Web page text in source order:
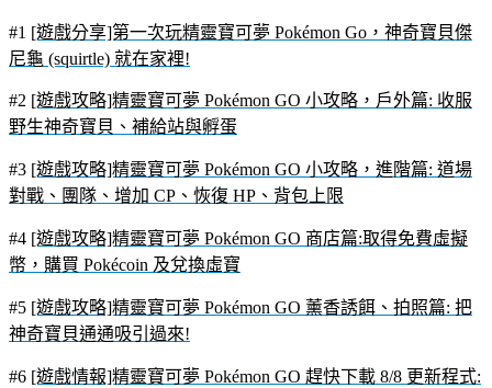
#1 [遊戲分享]第一次玩精靈寶可夢 Pokémon Go，神奇寶貝傑
尼龜 (squirtle) 就在家裡!
#2 [遊戲攻略]精靈寶可夢 Pokémon GO 小攻略，戶外篇: 收服
野生神奇寶貝、補給站與孵蛋
#3 [遊戲攻略]精靈寶可夢 Pokémon GO 小攻略，進階篇: 道場
對戰、團隊、增加 CP、恢復 HP、背包上限
#4 [遊戲攻略]精靈寶可夢 Pokémon GO 商店篇:取得免費虛擬
幣，購買 Pokécoin 及兌換虛寶
#5 [遊戲攻略]精靈寶可夢 Pokémon GO 薰香誘餌、拍照篇: 把
神奇寶貝通通吸引過來!
#6 [遊戲情報]精靈寶可夢 Pokémon GO 趕快下載 8/8 更新程式: